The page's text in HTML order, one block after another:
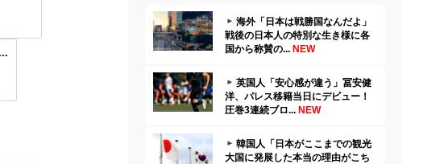
海外「日本は戦勝国なんだよ」
戦後の日本人の特別な生き様に各
国から称賛の... NEW
英国人「安心感が違う」冨安健
洋、パレス移籍当日にデビュー！
圧巻3連続ブロ... NEW
韓国人「日本がここまでの観光
大国に発展した本当の理由がこち